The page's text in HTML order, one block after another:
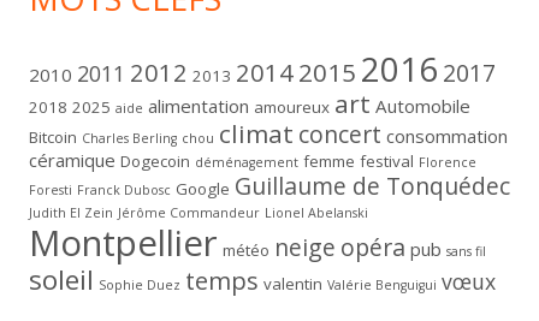
2010 2011 2012 2013 20142015 2016 2017
2018 2025 aide alimentation amoureux art Automobile
Bitcoin Charles Berling chou climat concert consommation
céramique Dogecoin déménagement femme festival Florence
Foresti Franck Dubosc Google Guillaume de Tonquédec
Judith El Zein Jérôme Commandeur Lionel Abelanski
Montpellier météo neige opéra pub sans fil
soleil Sophie Duez temps valentin Valérie Benguigui vœux